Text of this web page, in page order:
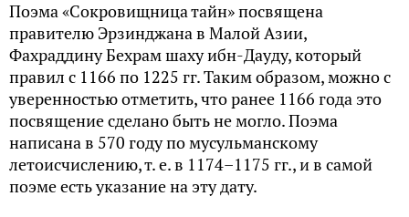
Поэма «Сокровищница тайн» посвящена
правителю Эрзинджана в Малой Азии,
Фахраддину Бехрам шаху ибн-Дауду, который
правил с 1166 по 1225 гг. Таким образом, можно с
уверенностью отметить, что ранее 1166 года это
посвящение сделано быть не могло. Поэма
написана в 570 году по мусульманскому
летоисчислению, т. е. в 1174–1175 гг., и в самой
поэме есть указание на эту дату.